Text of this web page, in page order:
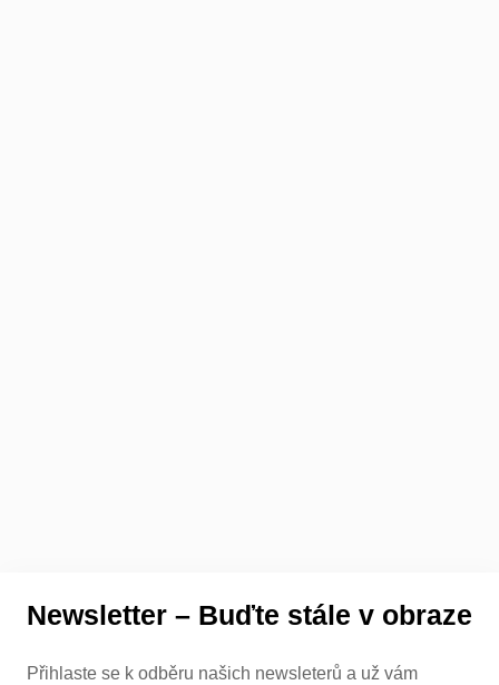
Newsletter – Buďte stále v obraze
Přihlaste se k odběru našich newsleterů a už vám